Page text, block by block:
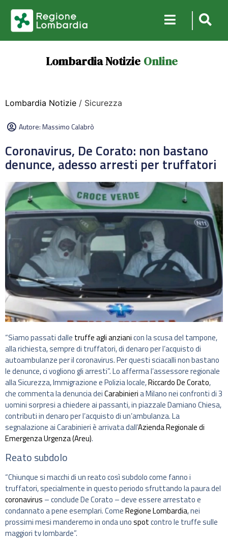
Lombardia Notizie Online
Lombardia Notizie / Sicurezza
Autore:Massimo Calabrò
Coronavirus, De Corato: non bastano
denunce, adesso arresti per truffatori
“Siamo passati dalle truffe agli anzianicon la scusa del tampone,
alla richiesta, sempre di truffatori, di denaro per l’acquisto di
autoambulanze per il coronavirus. Per questi sciacalli non bastano
le denunce, ci vogliono gli arresti”. Lo afferma l’assessore regionale
alla Sicurezza, Immigrazione e Polizia locale,Riccardo De Corato,
che commenta la denuncia deiCarabinieria Milano nei confronti di 3
uomini sorpresi a chiedere ai passanti, in piazzale Damiano Chiesa,
contributi in denaro per l’acquisto di un’ambulanza. La
segnalazione ai Carabinieri è arrivata dall’Azienda Regionale di
Emergenza Urgenza (Areu).
Reato subdolo
“Chiunque si macchi di un reato così subdolo come fanno i
truffatori, specialmente in questo periodo sfruttando la paura del
coronavirus – conclude De Corato – deve essere arrestato e
condannato a pene esemplari. ComeRegione Lombardia, nei
prossimi mesi manderemo in onda unospotcontro le truffe sulle
maggiori tv lombarde”.